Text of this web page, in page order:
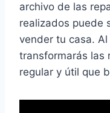
archivo de las
realizados puede
vender tu casa.
transformarás las
regular y útil que